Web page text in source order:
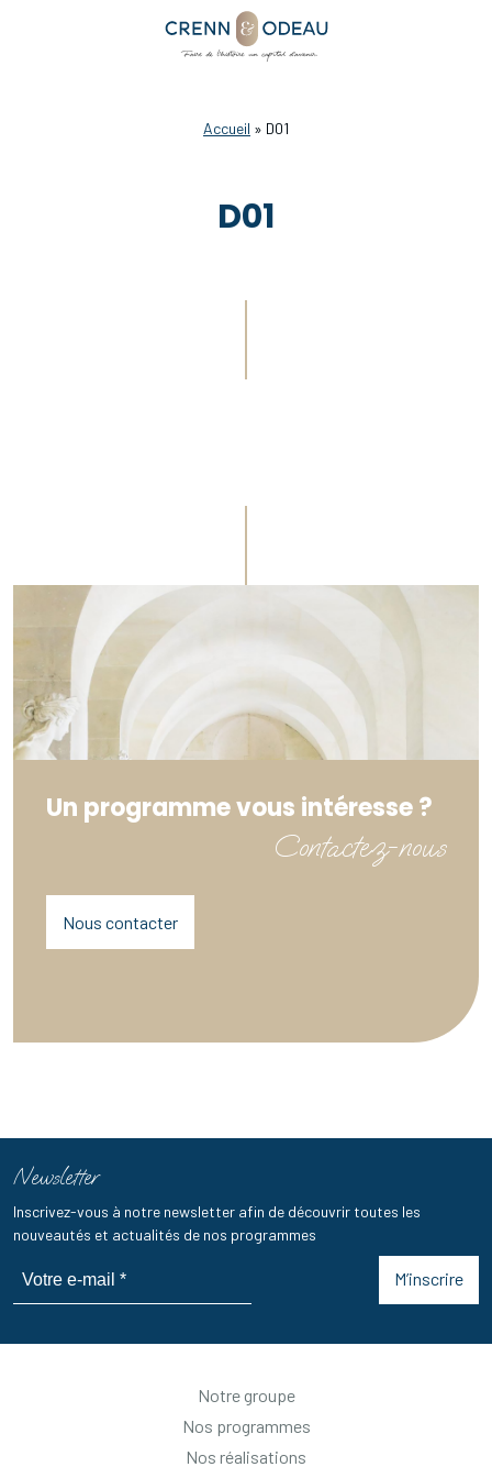
Accueil » D01
D01
Un programme vous intéresse ?
Contactez-nous
Nous contacter
Newsletter
Inscrivez-vous à notre newsletter afin de découvrir toutes les
nouveautés et actualités de nos programmes
M’inscrire
Notre groupe
Nos programmes
Nos réalisations